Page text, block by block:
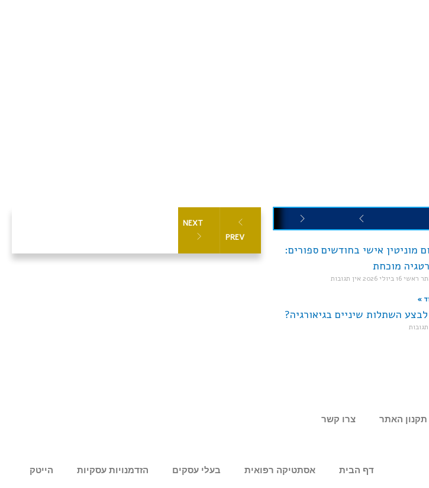
מוניטין אישי בחודשים ספורים:
מוכחת
ראשי16 ביולי 2026 אין תגובות
»
השתלות שיניים בגיאורגיה?
PREV
NEXT
תקנון האתר צרו קשר
דף הבית אסתטיקה רפואית בעלי עסקים הזדמנויות עסקיות הייטק